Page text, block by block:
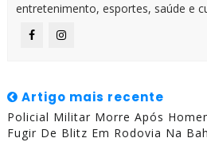
entretenimento, esportes, saúde e
Artigo mais recente
Policial Militar Morre Após
Fugir De Blitz Em Rodovia Na